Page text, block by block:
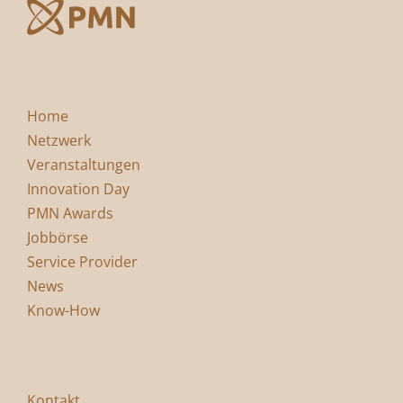
Home
Netzwerk
Veranstaltungen
Innovation Day
PMN Awards
Jobbörse
Service Provider
News
Know-How